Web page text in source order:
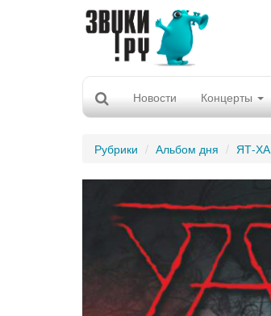
Новости Концерты
Рубрики Альбом дня ЯТ-ХА